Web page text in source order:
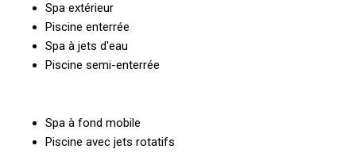
Spa extérieur
Piscine enterrée
Spa à jets d'eau
Piscine semi-enterrée
Spa à fond mobile
Piscine avec jets rotatifs